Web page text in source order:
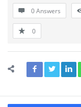
0 Answers
0